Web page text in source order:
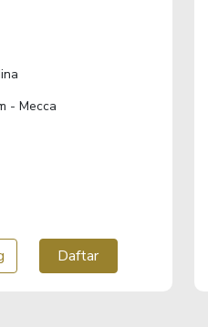
- Mecca
Daftar